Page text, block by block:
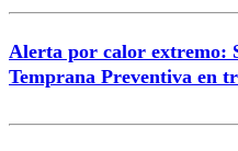
Alerta por calor extremo:
Temprana Preventiva en